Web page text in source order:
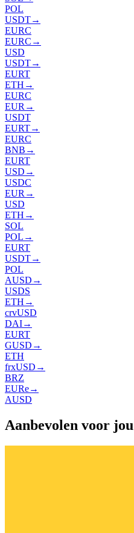
POL
USDT→
EURC
EURC →
USD
USDT→
EURT
ETH →
EURC
EUR →
USDT
EURT→
EURC
BNB →
EURT
USD →
USDC
EUR →
USD
ETH →
SOL
POL →
EURT
USDT→
POL
AUSD →
USDS
ETH →
crvUSD
DAI→
EURT
GUSD →
ETH
frxUSD →
BRZ
EURe→
AUSD
Aanbevolen voor jou